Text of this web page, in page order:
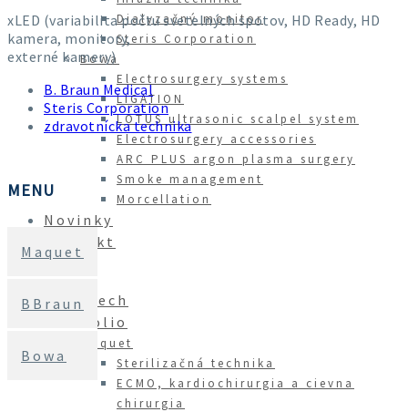
Dialyzačný monitor
Steris Corporation
Bowa
Electrosurgery systems
LIGATION
LOTUS ultrasonic scalpel system
Electrosurgery accessories
ARC PLUS argon plasma surgery
Smoke management
Morcellation
Novinky
Kontakt
Surgitech
Portfolio
Maquet
Sterilizačná technika
ECMO, kardiochirurgia a cievna
chirurgia
xLED (variabilita počtu svetelných spotov, HD Ready, HD
kamera, monitory,
externé kamery)
B. Braun Medical
Steris Corporation
zdravotnícka technika
MENU
Maquet
BBraun
Bowa